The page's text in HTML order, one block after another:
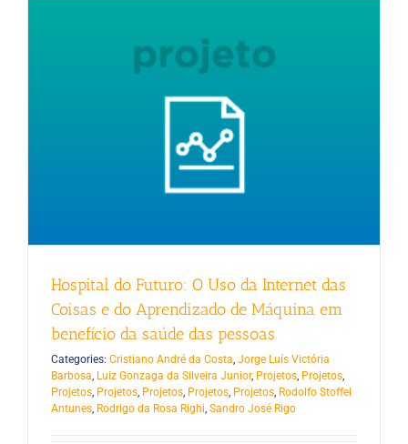
Hospital do Futuro: O Uso da Internet das
Coisas e do Aprendizado de Máquina em
benefício da saúde das pessoas
Categories: Cristiano André da Costa, Jorge Luís Victória
Barbosa, Luiz Gonzaga da Silveira Junior, Projetos, Projetos,
Projetos, Projetos, Projetos, Projetos, Projetos, Rodolfo Stoffel
Antunes, Rodrigo da Rosa Righi, Sandro José Rigo